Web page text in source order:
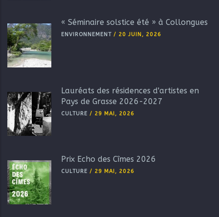
« Séminaire solstice été » à Collongues
ENVIRONNEMENT / 20 JUIN, 2026
Lauréats des résidences d'artistes en
Pays de Grasse 2026-2027
CULTURE / 29 MAI, 2026
Prix Echo des Cîmes 2026
CULTURE / 29 MAI, 2026